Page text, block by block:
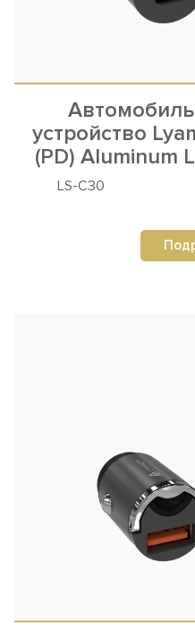
устройство
(PD) Aluminum
LS-C30